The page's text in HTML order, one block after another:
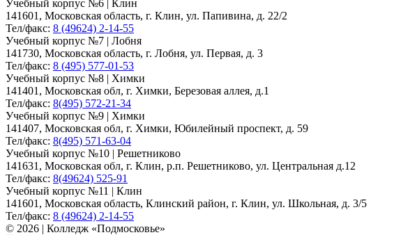
Учебный корпус №6 | Клин
141601, Московская область, г. Клин, ул. Папивина, д. 22/2
Тел/факс: 8 (49624) 2-14-55
Учебный корпус №7 | Лобня
141730, Московская область, г. Лобня, ул. Первая, д. 3
Тел/факс: 8 (495) 577-01-53
Учебный корпус №8 | Химки
141401, Московская обл, г. Химки, Березовая аллея, д.1
Тел/факс: 8(495) 572-21-34
Учебный корпус №9 | Химки
141407, Московская обл, г. Химки, Юбилейный проспект, д. 59
Тел/факс: 8(495) 571-63-04
Учебный корпус №10 | Решетниково
141631, Московская обл, г. Клин, р.п. Решетниково, ул. Центральная д.12
Тел/факс: 8(49624) 525-91
Учебный корпус №11 | Клин
141601, Московская область, Клинский район, г. Клин, ул. Школьная, д. 3/5
Тел/факс: 8 (49624) 2-14-55
© 2026 | Колледж «Подмосковье»